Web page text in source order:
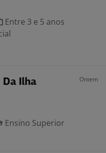
Entre 3 e 5 anos
Ilha Ontem
Ensino Superior